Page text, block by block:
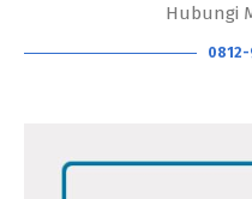
Hubungi